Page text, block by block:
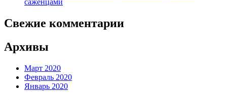
саженцами
Свежие комментарии
Архивы
Март 2020
Февраль 2020
Январь 2020